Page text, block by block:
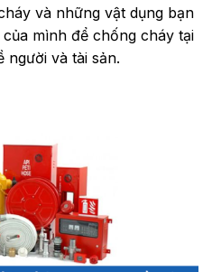
và những vật dụng bạn
mình để chống cháy tại
người và tài sản.